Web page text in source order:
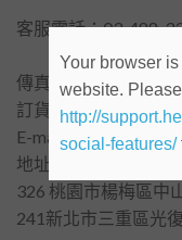
客服電話：03-488-
客服電話：02-2999-
傳真電話：03-488-
訂貨/詢價 LINE ID :
E-mail：
地址：
326 桃園市楊梅區中
241新北市三重區光
Your browser
website.
http://
social-features/